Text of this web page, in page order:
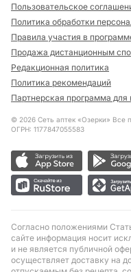
Пользовательское
Политика обработки
Правила участия в
Продажа дистанционным
Редакционная политика
Политика рекомендаций
Партнерская программа для
© 2026 Сеть аптек «Озерки» Все
ОГРН: 1177847055583
Согласно положениями
сайте информация носит
и не является публичной
осуществляет доставку на